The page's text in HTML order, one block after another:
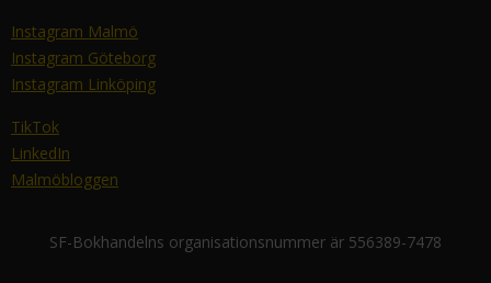
Instagram Malmö
Instagram Göteborg
Instagram Linköping
TikTok
LinkedIn
Malmöbloggen
SF-Bokhandelns organisationsnummer är 556389-7478